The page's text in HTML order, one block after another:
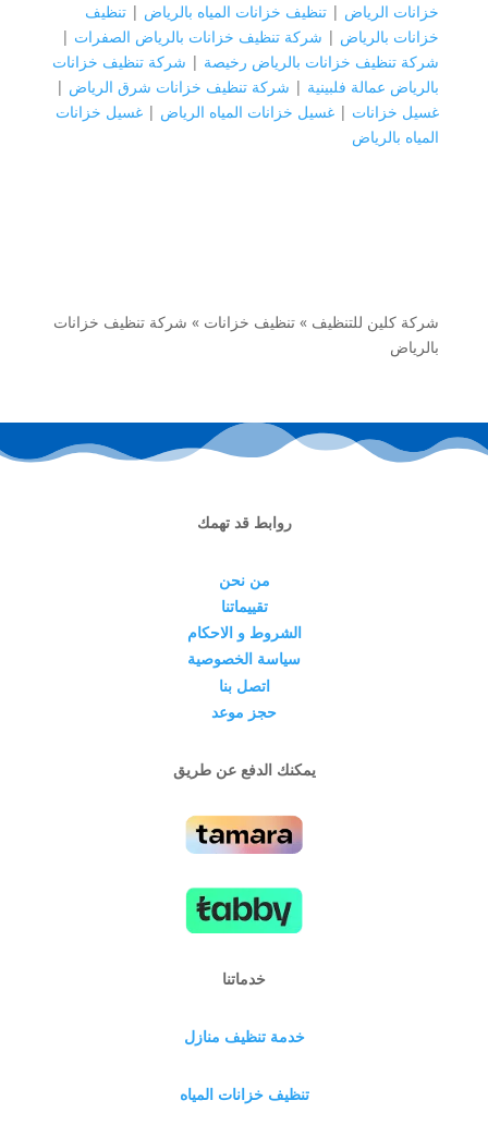
خزانات الرياض | تنظيف خزانات المياه بالرياض | تنظيف
خزانات بالرياض | شركة تنظيف خزانات بالرياض الصفرات |
شركة تنظيف خزانات بالرياض رخيصة | شركة تنظيف خزانات
بالرياض عمالة فلبينية | شركة تنظيف خزانات شرق الرياض |
غسيل خزانات | غسيل خزانات المياه الرياض | غسيل خزانات
المياه بالرياض
شركة كلين للتنظيف » تنظيف خزانات » شركة تنظيف خزانات
بالرياض
روابط قد تهمك
من نحن
تقييماتنا
الشروط و الاحكام
سياسة الخصوصية
اتصل بنا
حجز موعد
يمكنك الدفع عن طريق
خدماتنا
خدمة تنظيف منازل
تنظيف خزانات المياه